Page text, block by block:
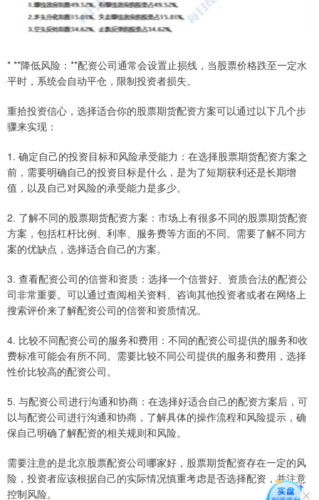
* **降低风险：**配资公司通常会设置止损线，当股票价格跌至一定水
平时，系统会自动平仓，限制投资者损失。
重拾投资信心，选择适合你的股票期货配资方案可以通过以下几个步
骤来实现：
1. 确定自己的投资目标和风险承受能力：在选择股票期货配资方案之
前，需要明确自己的投资目标是什么，是为了短期获利还是长期增
值，以及自己对风险的承受能力是多少。
2. 了解不同的股票期货配资方案：市场上有很多不同的股票期货配资
方案，包括杠杆比例、利率、服务费等方面的不同。需要了解不同方
案的优缺点，选择适合自己的方案。
3. 查看配资公司的信誉和资质：选择一个信誉好、资质合法的配资公
司非常重要。可以通过查阅相关资料、咨询其他投资者或者在网络上
搜索评价来了解配资公司的信誉和资质情况。
4. 比较不同配资公司的服务和费用：不同的配资公司提供的服务和收
费标准可能会有所不同。需要比较不同公司提供的服务和费用，选择
性价比较高的配资公司。
5. 与配资公司进行沟通和协商：在选择好适合自己的配资方案后，可
以与配资公司进行沟通和协商，了解具体的操作流程和风险提示，确
保自己明确了解配资的相关规则和风险。
需要注意的是北京股票配资公司哪家好，股票期货配资存在一定的风
险，投资者应该根据自己的实际情况慎重考虑是否选择配资，并注意
控制风险。